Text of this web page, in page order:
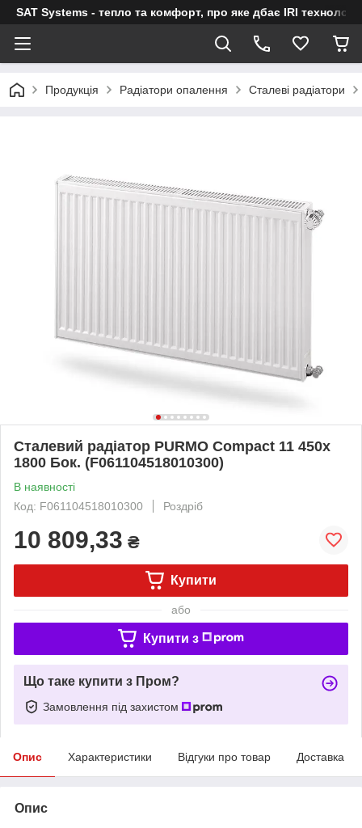
SAT Systems - тепло та комфорт, про яке дбає IRI технологія
Продукція Радіатори опалення Сталеві радіатори
Сталевий радіатор PURMO Compact 11 450x
1800 Бок. (F061104518010300)
В наявності
Код: F061104518010300
Роздріб
10 809,33 ₴
Купити
або
Купити з
Що таке купити з Пром?
Замовлення під захистом
Опис Характеристики Відгуки про товар Доставка
Опис